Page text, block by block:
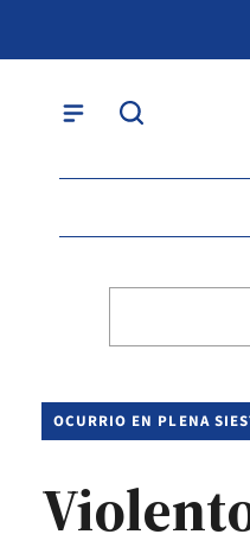
OCURRIO EN PLENA